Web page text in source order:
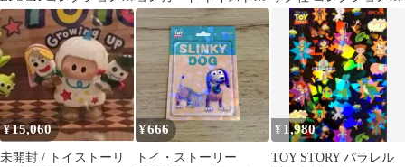
ード
リー 5枚
ード 89
¥15,060
未開封 / トイストーリ
¥666
トイ・ストーリー
¥ 1,980
TOY STORY パラレル